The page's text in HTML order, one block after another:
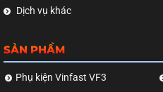
Dịch vụ khác
SẢN PHẨM
Phụ kiện Vinfast VF3